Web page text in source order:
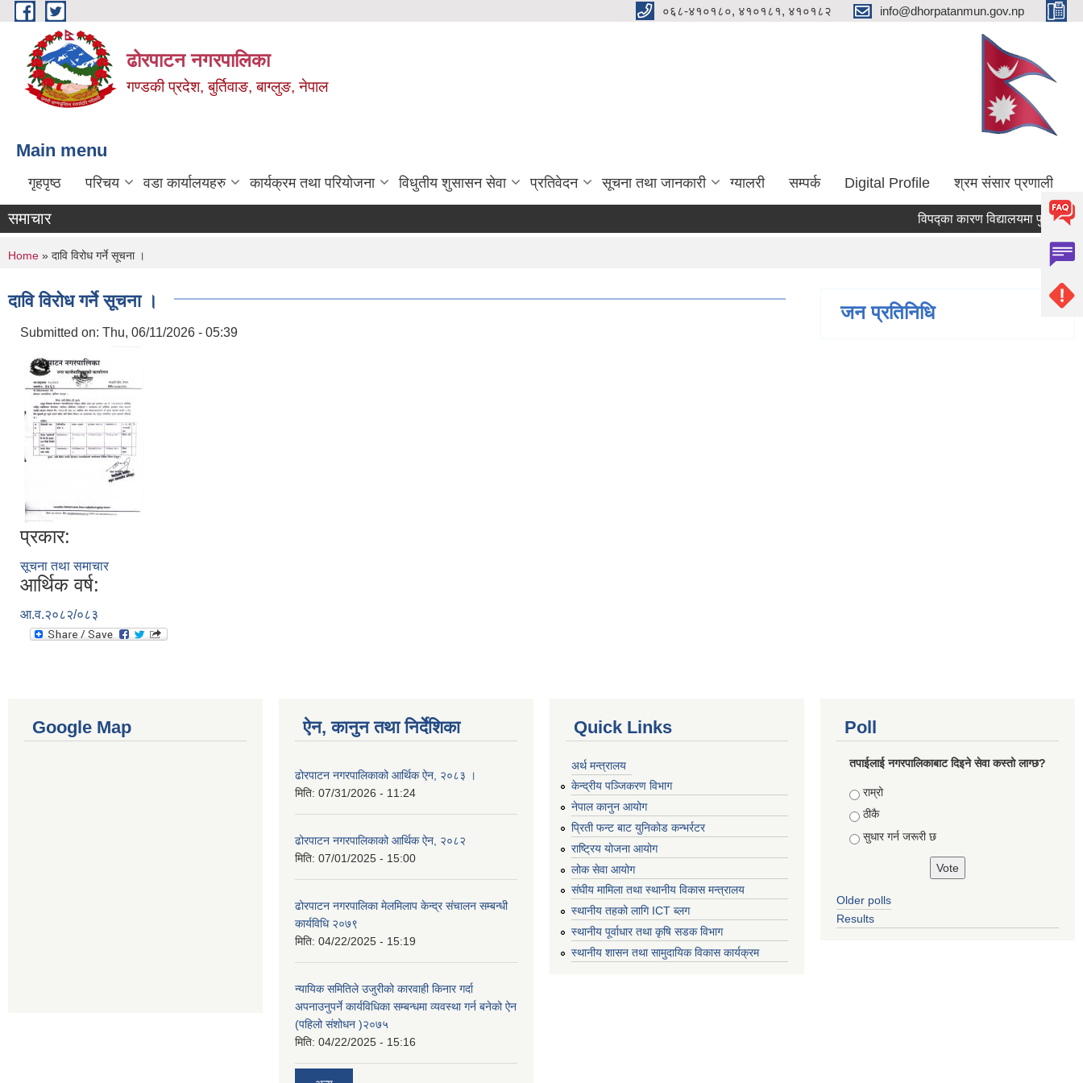
Skip to main content ०६८-४१०१८०, ४१०१८१, ४१०१८२ info@dhorpatanmun.gov.np
ढोरपाटन नगरपालिका
गण्डकी प्रदेश, बुर्तिवाङ, बाग्लुङ, नेपाल
Main menu
गृहपृष्ठ परिचय वडा कार्यालयहरु कार्यक्रम तथा परियोजना विधुतीय शुसासन सेवा प्रतिवेदन सूचना तथा जानकारी ग्यालरी सम्पर्क Digital Profile श्रम संसार प्रणाली
समाचार विपद्का कारण विद्यालयमा पुगेको क्षति
You are here
Home » दावि विरोध गर्ने सूचना ।
दावि विरोध गर्ने सूचना ।
Submitted on: Thu, 06/11/2026 - 05:39
प्रकार:
सूचना तथा समाचार
आर्थिक वर्ष:
आ.व.२०८२/०८३
जन प्रतिनिधि
Google Map ऐन, कानुन तथा निर्देशिका
ढोरपाटन नगरपालिकाको आर्थिक ऐन, २०८३ ।
मिति: 07/31/2026 - 11:24
ढोरपाटन नगरपालिकाको आर्थिक ऐन, २०८२
मिति: 07/01/2025 - 15:00
ढोरपाटन नगरपालिका मेलमिलाप केन्द्र संचालन सम्बन्धी
कार्यविधि २०७९
मिति: 04/22/2025 - 15:19
न्यायिक समितिले उजुरीको कारवाही किनार गर्दा
अपनाउनुपर्ने कार्यविधिका सम्बन्धमा व्यवस्था गर्न बनेको ऐन
(पहिलो संशोधन )२०७५
मिति: 04/22/2025 - 15:16
Quick Links
अर्थ मन्त्रालय
केन्द्रीय पञ्जिकरण विभाग
नेपाल कानुन आयोग
प्रिती फन्ट बाट युनिकोड कन्भर्रटर
राष्ट्रिय योजना आयोग
लोक सेवा आयोग
संघीय मामिला तथा स्थानीय विकास मन्त्रालय
स्थानीय तहको लागि ICT ब्लग
स्थानीय पूर्वाधार तथा कृषि सडक विभाग
स्थानीय शासन तथा सामुदायिक विकास कार्यक्रम
Poll
तपाईलाई नगरपालिकाबाट दिइने सेवा कस्तो लाग्छ?
Choices
राम्रो
ठीकै
सुधार गर्न जरूरी छ
Older polls
Results